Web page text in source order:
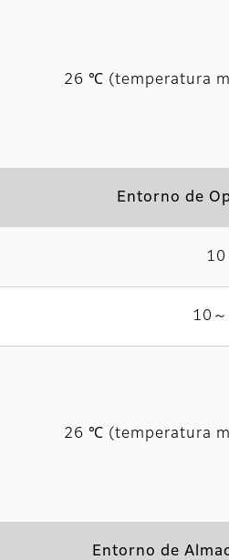
26 ℃ (temperatura
Entorno de
10
26 ℃ (temperatura
Entorno de